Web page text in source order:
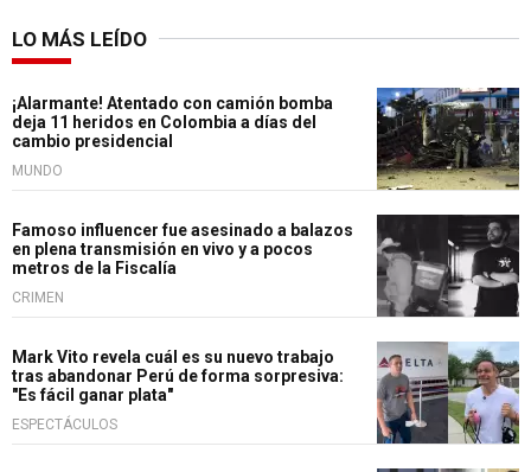
LO MÁS LEÍDO
¡Alarmante! Atentado con camión bomba
deja 11 heridos en Colombia a días del
cambio presidencial
MUNDO
Famoso influencer fue asesinado a balazos
en plena transmisión en vivo y a pocos
metros de la Fiscalía
CRIMEN
Mark Vito revela cuál es su nuevo trabajo
tras abandonar Perú de forma sorpresiva:
"Es fácil ganar plata"
ESPECTÁCULOS